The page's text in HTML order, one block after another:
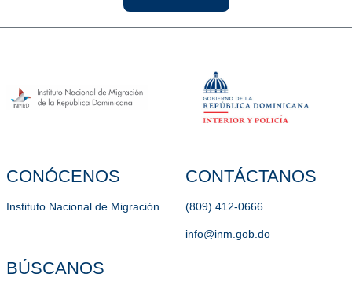
CONÓCENOS
Instituto Nacional de Migración
BÚSCANOS
CONTÁCTANOS
(809) 412-0666
info@inm.gob.do